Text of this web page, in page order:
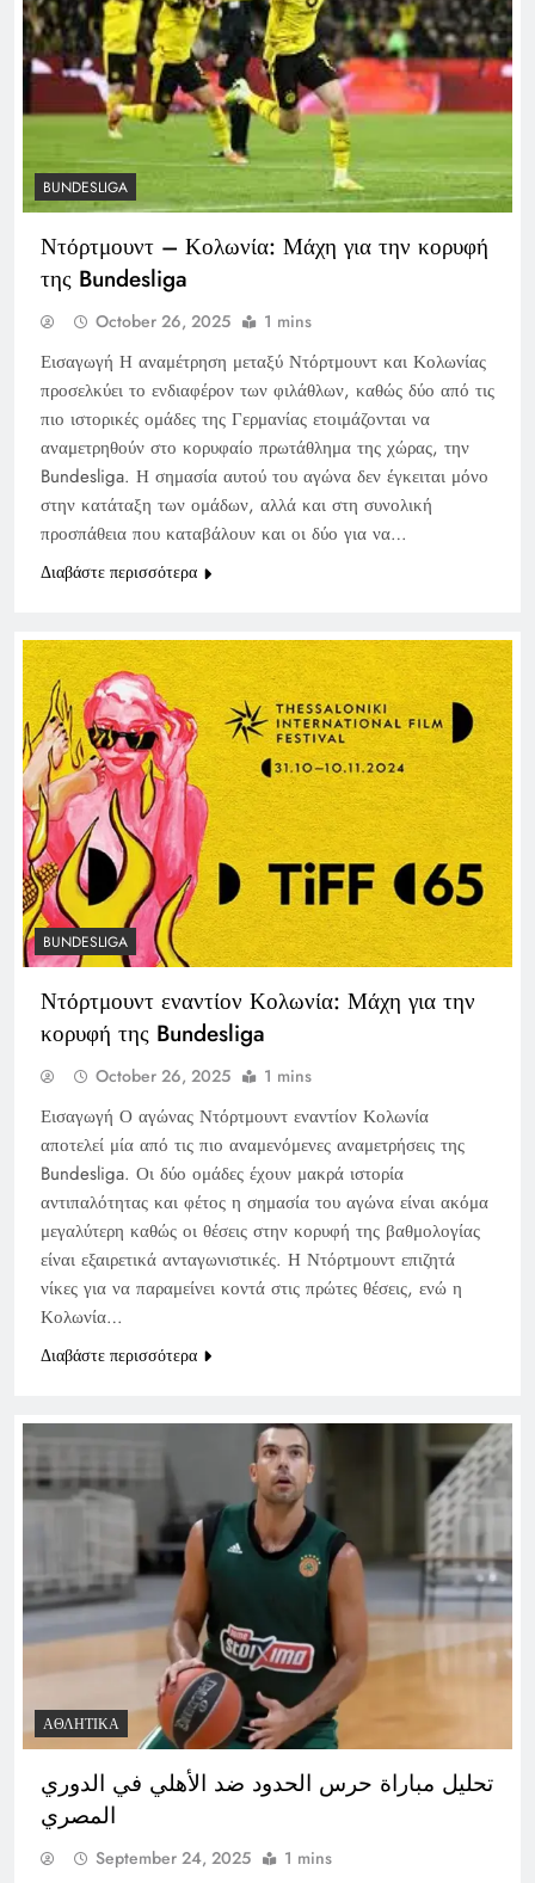
BUNDESLIGA
Ντόρτμουντ – Κολωνία: Μάχη για την κορυφή
της Bundesliga
October 26, 2025 1 mins
Εισαγωγή Η αναμέτρηση μεταξύ Ντόρτμουντ και Κολωνίας
προσελκύει το ενδιαφέρον των φιλάθλων, καθώς δύο από τις
πιο ιστορικές ομάδες της Γερμανίας ετοιμάζονται να
αναμετρηθούν στο κορυφαίο πρωτάθλημα της χώρας, την
Bundesliga. Η σημασία αυτού του αγώνα δεν έγκειται μόνο
στην κατάταξη των ομάδων, αλλά και στη συνολική
προσπάθεια που καταβάλουν και οι δύο για να…
Διαβάστε περισσότερα
BUNDESLIGA
Ντόρτμουντ εναντίον Κολωνία: Μάχη για την
κορυφή της Bundesliga
October 26, 2025 1 mins
Εισαγωγή Ο αγώνας Ντόρτμουντ εναντίον Κολωνία
αποτελεί μία από τις πιο αναμενόμενες αναμετρήσεις της
Bundesliga. Οι δύο ομάδες έχουν μακρά ιστορία
αντιπαλότητας και φέτος η σημασία του αγώνα είναι ακόμα
μεγαλύτερη καθώς οι θέσεις στην κορυφή της βαθμολογίας
είναι εξαιρετικά ανταγωνιστικές. Η Ντόρτμουντ επιζητά
νίκες για να παραμείνει κοντά στις πρώτες θέσεις, ενώ η
Κολωνία…
Διαβάστε περισσότερα
ΑΘΛΗΤΙΚΆ
تحليل مباراة حرس الحدود ضد الأهلي في الدوري
المصري
September 24, 2025 1 mins